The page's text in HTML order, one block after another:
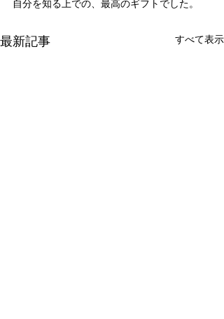
自分を知る上での、最高のギフトでした。
最新記事 すべて表示